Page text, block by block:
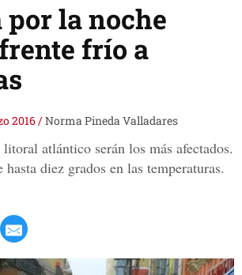
la noche
frío a
2016/Norma Pineda Valladares
atlántico serán los más afectados.
hasta diez grados en las temperaturas.